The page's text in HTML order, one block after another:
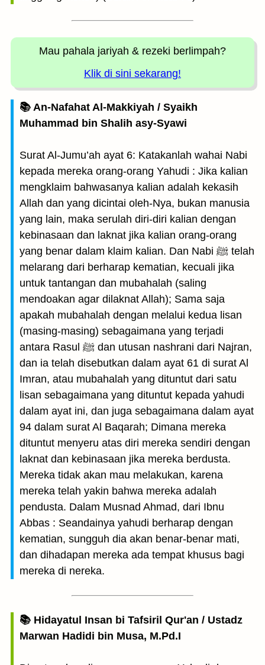
Mau pahala jariyah & rezeki berlimpah?
Klik di sini sekarang!
📚 An-Nafahat Al-Makkiyah / Syaikh
Muhammad bin Shalih asy-Syawi
Surat Al-Jumu’ah ayat 6: Katakanlah wahai Nabi
kepada mereka orang-orang Yahudi : Jika kalian
mengklaim bahwasanya kalian adalah kekasih
Allah dan yang dicintai oleh-Nya, bukan manusia
yang lain, maka serulah diri-diri kalian dengan
kebinasaan dan laknat jika kalian orang-orang
yang benar dalam klaim kalian. Dan Nabi ﷺ telah
melarang dari berharap kematian, kecuali jika
untuk tantangan dan mubahalah (saling
mendoakan agar dilaknat Allah); Sama saja
apakah mubahalah dengan melalui kedua lisan
(masing-masing) sebagaimana yang terjadi
antara Rasul ﷺ dan utusan nashrani dari Najran,
dan ia telah disebutkan dalam ayat 61 di surat Al
Imran, atau mubahalah yang dituntut dari satu
lisan sebagaimana yang dituntut kepada yahudi
dalam ayat ini, dan juga sebagaimana dalam ayat
94 dalam surat Al Baqarah; Dimana mereka
dituntut menyeru atas diri mereka sendiri dengan
laknat dan kebinasaan jika mereka berdusta.
Mereka tidak akan mau melakukan, karena
mereka telah yakin bahwa mereka adalah
pendusta. Dalam Musnad Ahmad, dari Ibnu
Abbas : Seandainya yahudi berharap dengan
kematian, sungguh dia akan benar-benar mati,
dan dihadapan mereka ada tempat khusus bagi
mereka di nereka.
📚 Hidayatul Insan bi Tafsiril Qur'an / Ustadz
Marwan Hadidi bin Musa, M.Pd.I